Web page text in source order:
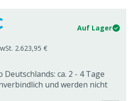
Auf Lager
2.623,95 €
ca. 2 - 4 Tage
und werden nicht